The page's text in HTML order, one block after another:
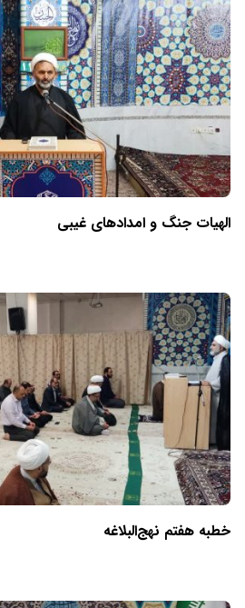
الهیات جنگ و امدادهای غیبی
خطبه هفتم نهج‌البلاغه